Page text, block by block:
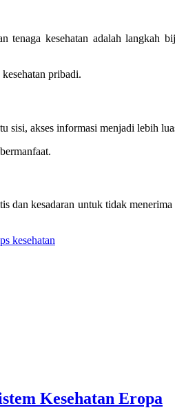
kesehatan adalah langkah
pribadi.
sisi, akses informasi menjadi lebih
dan kesadaran untuk tidak
kesehatan
Kesehatan Eropa